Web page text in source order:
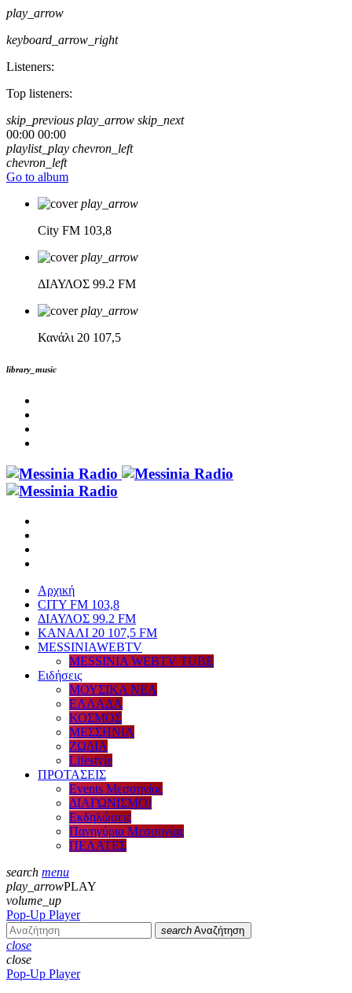
play_arrow
keyboard_arrow_right
Listeners:
Top listeners:
skip_previous play_arrow skip_next
00:00 00:00
playlist_play chevron_left
chevron_left
Go to album
play_arrow
City FM 103,8
play_arrow
ΔΙΑΥΛΟΣ 99.2 FM
play_arrow
Κανάλι 20 107,5
library_music
Αρχική
CITY FM 103,8
ΔΙΑΥΛΟΣ 99.2 FM
ΚΑΝΑΛΙ 20 107,5 FM
MESSINIAWEBTV
MESSINIA WEBTV TUBE
Eιδήσεις
ΜΟΥΣΙΚΑ ΝΕΑ
ΕΛΛΑΔΑ
ΚΟΣΜΟΣ
ΜΕΣΣΗΝΙΑ
ΖΩΔΙΑ
Lifestyle
ΠΡΟΤΑΣΕΙΣ
Events Μεσσηνίας
ΔΙΑΓΩΝΙΣΜΟΙ
Εκδηλώσεις
Πανηγύρια Μεσσηνίας
ΠΕΛΑΤΕΣ
search menu
play_arrowPLAY
volume_up
Pop-Up Player
search Αναζήτηση
close
close
Pop-Up Player